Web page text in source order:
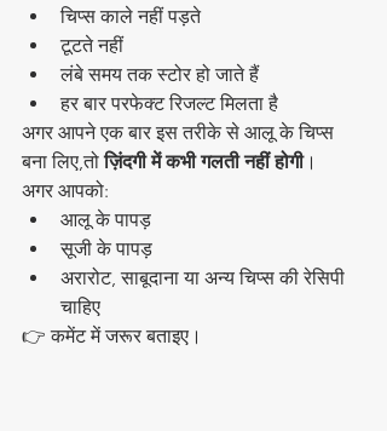
चिप्स काले नहीं पड़ते
टूटते नहीं
लंबे समय तक स्टोर हो जाते हैं
हर बार परफेक्ट रिजल्ट मिलता है
अगर आपने एक बार इस तरीके से आलू के चिप्स
बना लिए,तो ज़िंदगी में कभी गलती नहीं होगी।
अगर आपको:
आलू के पापड़
सूजी के पापड़
अरारोट, साबूदाना या अन्य चिप्स की रेसिपी
चाहिए
👉 कमेंट में जरूर बताइए।